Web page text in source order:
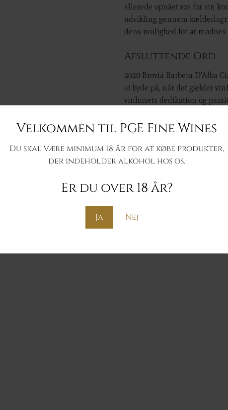
Velkommen til PGE Fine Wines
Du skal være minimum 18 år for at købe produkter,
der indeholder alkohol hos os.
Er du over 18 år?
Ja Nej
allerede opnået ros for sin
udvikling gennem
dens mulighed for at
Afsluttende Ord
2020 Brovia Barbera D’Alba
at byde på, når det gælder
vinhusets dedikation og
smagsnoter og sin evne til
fantastisk mulighed for
nydere er den en
Kategorier: